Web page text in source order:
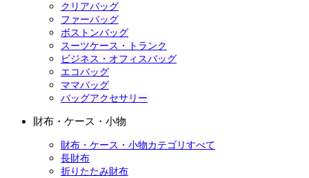
クリアバッグ
ファーバッグ
ボストンバッグ
スーツケース・トランク
ビジネス・オフィスバッグ
エコバッグ
ママバッグ
バッグアクセサリー
財布・ケース・小物
財布・ケース・小物カテゴリすべて
長財布
折りたたみ財布